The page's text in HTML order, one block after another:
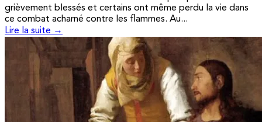
grièvement blessés et certains ont même perdu la vie dans
ce combat acharné contre les flammes. Au...
Lire la suite →